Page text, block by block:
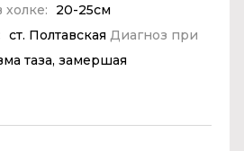
20-25см
ст. Полтавская Диагноз при
таза, замершая